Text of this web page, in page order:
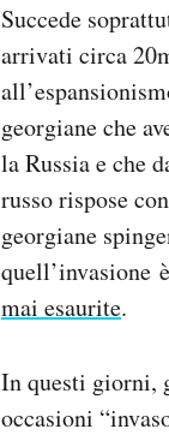
Succede
arrivati circa
georgiane che
la Russia e che
russo rispose
georgiane
quell’invasione
mai esaurite.
In questi giorni,
occasioni